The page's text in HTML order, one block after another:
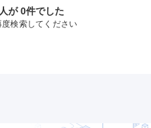
が 0件でした
検索してください